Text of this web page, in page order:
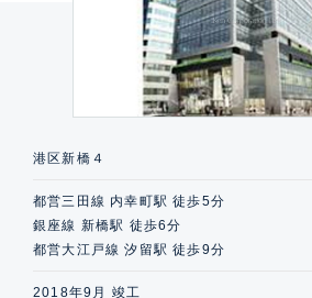
港区新橋４
都営三田線 内幸町駅 徒歩5分
銀座線 新橋駅 徒歩6分
都営大江戸線 汐留駅 徒歩9分
2018年9月 竣工